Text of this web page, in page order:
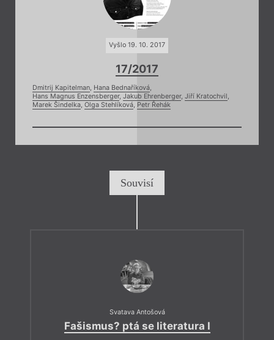
Vyšlo 19. 10. 2017
17/2017
Dmitrij Kapitelman, Hana Bednaříková,
Hans Magnus Enzensberger, Jakub Ehrenberger, Jiří Kratochvil,
Marek Šindelka, Olga Stehlíková, Petr Řehák
Souvisí
Svatava Antošová
Fašismus? ptá se literatura I